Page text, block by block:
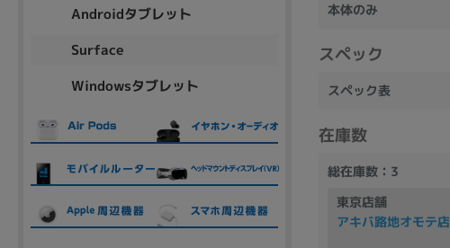
本体のみ
スペック
スペック表
在庫数
総在庫数：3
東京店舗
アキバ路地オモテ店
Androidタブレット
Surface
Windowsタブレット
商品の搭載機能による絞り込み
Webカメラ内蔵
ランク
商品状態の絞り込み